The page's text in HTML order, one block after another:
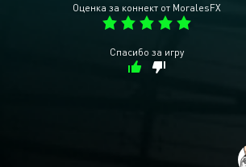
Оценка за коннект от MoralesFX
Спасибо за игру